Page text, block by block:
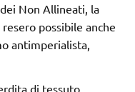
Non Allineati, la
possibile anche
antimperialista,
di tessuto